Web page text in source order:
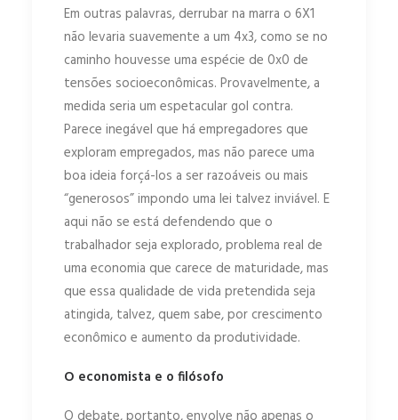
Em outras palavras, derrubar na marra o 6X1
não levaria suavemente a um 4x3, como se no
caminho houvesse uma espécie de 0x0 de
tensões socioeconômicas. Provavelmente, a
medida seria um espetacular gol contra.
Parece inegável que há empregadores que
exploram empregados, mas não parece uma
boa ideia forçá-los a ser razoáveis ou mais
“generosos” impondo uma lei talvez inviável. E
aqui não se está defendendo que o
trabalhador seja explorado, problema real de
uma economia que carece de maturidade, mas
que essa qualidade de vida pretendida seja
atingida, talvez, quem sabe, por crescimento
econômico e aumento da produtividade.
O economista e o filósofo